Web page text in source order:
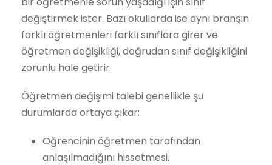
değiştirmek ister. Bazı okullarda ise aynı branşın
farklı öğretmenleri farklı sınıflara girer ve
öğretmen değişikliği, doğrudan sınıf değişikliğini
zorunlu hale getirir.
Öğretmen değişimi talebi genellikle şu
durumlarda ortaya çıkar:
Öğrencinin öğretmen tarafından
anlaşılmadığını hissetmesi.